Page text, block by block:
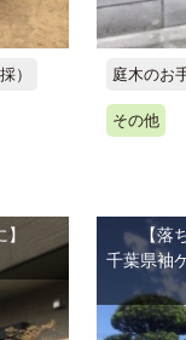
） 庭木のお
その他
【落
千葉県袖